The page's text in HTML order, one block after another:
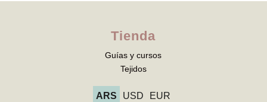
Tienda
Guías y cursos
Tejidos
ARS USD EUR